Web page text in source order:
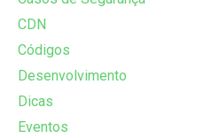
CDN
Códigos
Desenvolvimento
Dicas
Eventos